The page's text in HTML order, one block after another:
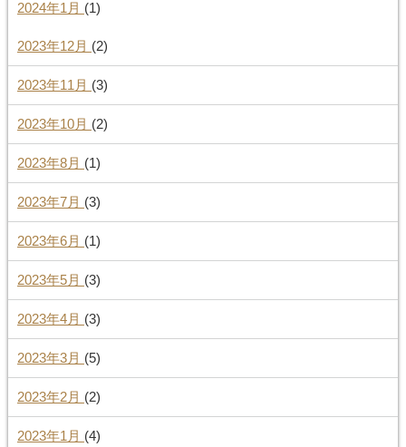
2024年1月 (1)
2023年12月 (2)
2023年11月 (3)
2023年10月 (2)
2023年8月 (1)
2023年7月 (3)
2023年6月 (1)
2023年5月 (3)
2023年4月 (3)
2023年3月 (5)
2023年2月 (2)
2023年1月 (4)